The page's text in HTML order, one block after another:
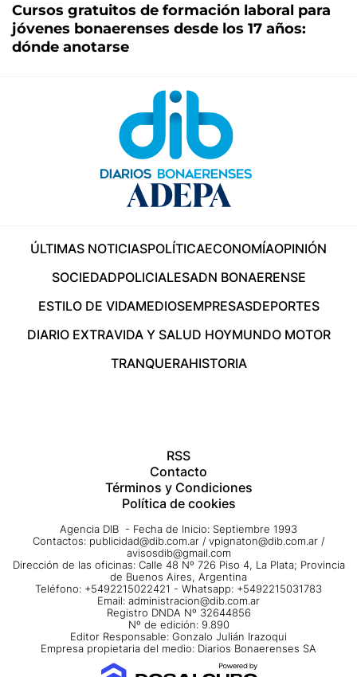
Cursos gratuitos de formación laboral para
jóvenes bonaerenses desde los 17 años:
dónde anotarse
ÚLTIMAS NOTICIASPOLÍTICAECONOMÍAOPINIÓN
SOCIEDADPOLICIALESADN BONAERENSE
ESTILO DE VIDAMEDIOSEMPRESASDEPORTES
DIARIO EXTRAVIDA Y SALUD HOYMUNDO MOTOR
TRANQUERAHISTORIA
RSS
Contacto
Términos y Condiciones
Política de cookies
Agencia DIB - Fecha de Inicio: Septiembre 1993
Contactos: publicidad@dib.com.ar / vpignaton@dib.com.ar /
avisosdib@gmail.com
Dirección de las oficinas: Calle 48 Nº 726 Piso 4, La Plata; Provincia
de Buenos Aires, Argentina
Teléfono: +5492215022421 - Whatsapp: +5492215031783
Email: administracion@dib.com.ar
Registro DNDA Nº 32644856
Nº de edición: 9.890
Editor Responsable: Gonzalo Julián Irazoqui
Empresa propietaria del medio: Diarios Bonaerenses SA